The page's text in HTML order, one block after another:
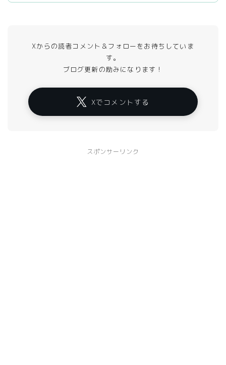
Xからの読者コメント＆フォローをお待ちしていま
す。
ブログ更新の励みになります！
Xでコメントする
スポンサーリンク